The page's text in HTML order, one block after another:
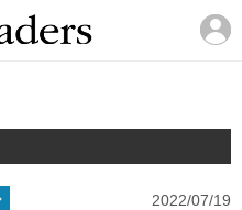
2022/07/19